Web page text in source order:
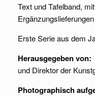
Text und Tafelband,
Erste Serie aus dem
Herausgegeben von:
und Direktor der
Photographisch